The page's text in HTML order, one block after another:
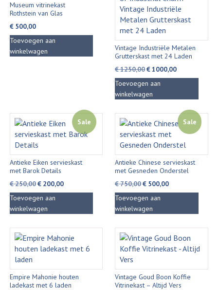
Museum vitrinekast
Rothstein van Glas
€ 500,00
Toevoegen aan
winkelwagen
Vintage Industriële Metalen
Grutterskast met 24 Laden
€1250,00Oorspronkelijke
prijs
€ 1250,00.
€1000,00Huidige
prijs
€ 1000,00.
Toevoegen aan
winkelwagen
Sale
Antieke Eiken servieskast
met Barok Details
€250,00Oorspronkelijke
prijs
€ 250,00.
€ 200,00Huidige
prijs
€ 200,00.
Toevoegen aan
winkelwagen
Sale
Antieke Chinese servieskast
met Gesneden Onderstel
€750,00Oorspronkelijke
prijs
€ 750,00.
€ 500,00Huidige
prijs
€ 500,00.
Toevoegen aan
winkelwagen
Empire Mahonie houten
ladekast met 6 laden
Vintage Goud Boon Koffie
Vitrinekast – Altijd Vers